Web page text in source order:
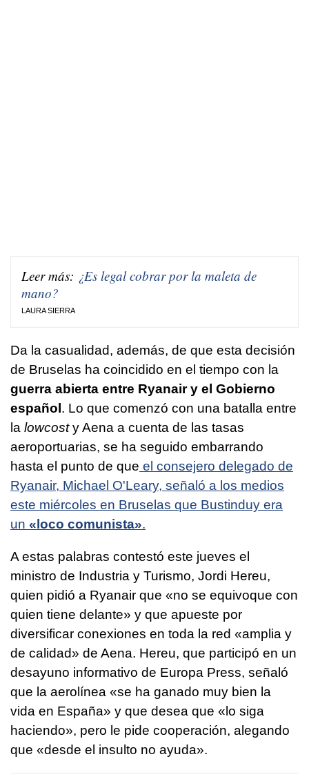
Leer más: ¿Es legal cobrar por la maleta de
mano?
LAURA SIERRA
Da la casualidad, además, de que esta decisión
de Bruselas ha coincidido en el tiempo con la
guerra abierta entre Ryanair y el Gobierno
español. Lo que comenzó con una batalla entre
la lowcosty Aena a cuenta de las tasas
aeroportuarias, se ha seguido embarrando
hasta el punto de que el consejero delegado de
Ryanair, Michael O'Leary, señaló a los medios
este miércoles en Bruselas que Bustinduy era
un «loco comunista».
A estas palabras contestó este jueves el
ministro de Industria y Turismo, Jordi Hereu,
quien pidió a Ryanair que «no se equivoque con
quien tiene delante» y que apueste por
diversificar conexiones en toda la red «amplia y
de calidad» de Aena. Hereu, que participó en un
desayuno informativo de Europa Press, señaló
que la aerolínea «se ha ganado muy bien la
vida en España» y que desea que «lo siga
haciendo», pero le pide cooperación, alegando
que «desde el insulto no ayuda».